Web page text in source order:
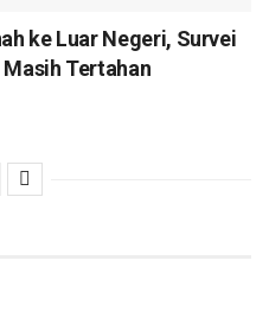
ke Luar Negeri, Survei
Tertahan